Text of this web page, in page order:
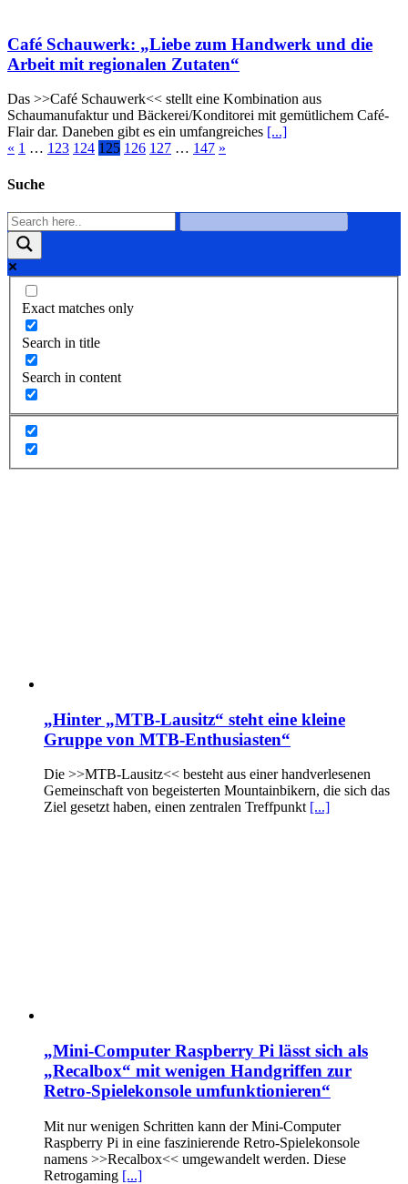
Café Schauwerk: „Liebe zum Handwerk und die
Arbeit mit regionalen Zutaten“
Das >>Café Schauwerk<< stellt eine Kombination aus
Schaumanufaktur und Bäckerei/Konditorei mit gemütlichem Café-
Flair dar. Daneben gibt es ein umfangreiches [...]
« 1 … 123 124 125 126 127 … 147 »
Suche
Exact matches only
Search in title
Search in content
„Hinter „MTB-Lausitz“ steht eine kleine
Gruppe von MTB-Enthusiasten“
Die >>MTB-Lausitz<< besteht aus einer handverlesenen
Gemeinschaft von begeisterten Mountainbikern, die sich das
Ziel gesetzt haben, einen zentralen Treffpunkt [...]
„Mini-Computer Raspberry Pi lässt sich als
„Recalbox“ mit wenigen Handgriffen zur
Retro-Spielekonsole umfunktionieren“
Mit nur wenigen Schritten kann der Mini-Computer
Raspberry Pi in eine faszinierende Retro-Spielekonsole
namens >>Recalbox<< umgewandelt werden. Diese
Retrogaming [...]